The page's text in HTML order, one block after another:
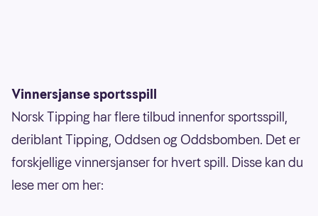
Vinnersjanse sportsspill
Norsk Tipping har flere tilbud innenfor sportsspill,
deriblant Tipping, Oddsen og Oddsbomben. Det er
forskjellige vinnersjanser for hvert spill. Disse kan du
lese mer om her: